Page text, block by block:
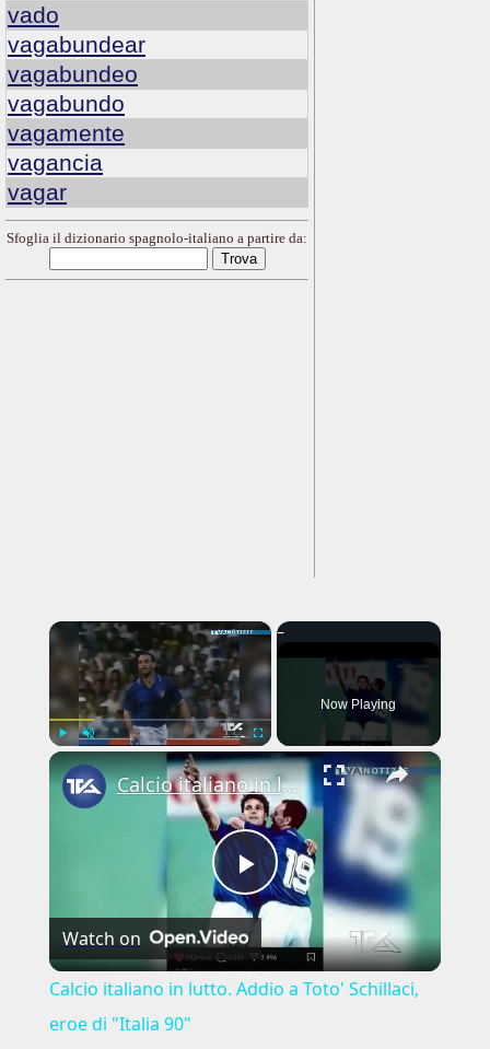
vado
vagabundear
vagabundeo
vagabundo
vagamente
vagancia
vagar
Sfoglia il dizionario spagnolo-italiano a partire da:
×
Fullscreen
Now Playing
×
Play
Video
Calcio italiano in lutto. Addio a Toto' Schillaci, eroe di "Italia 90"
Watch on
Calcio italiano in lutto. Addio a Toto' Schillaci,
eroe di "Italia 90"